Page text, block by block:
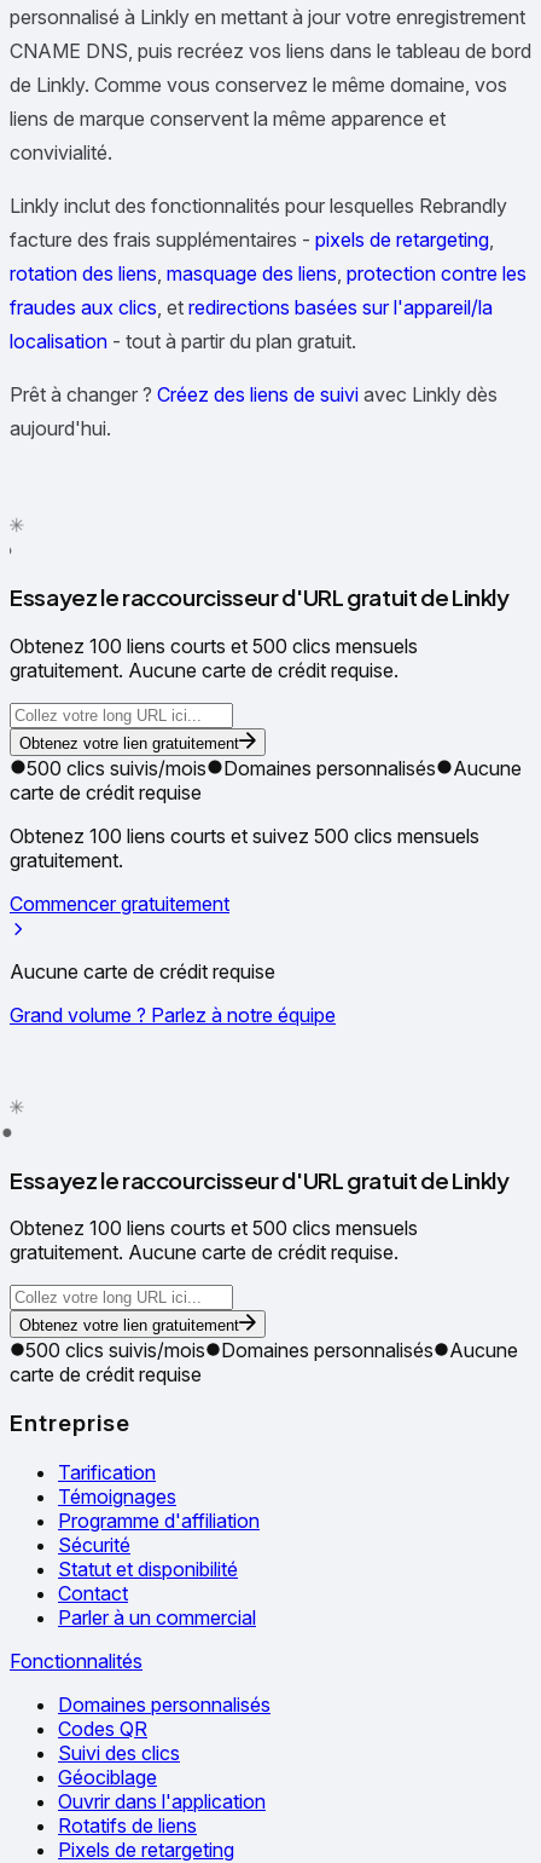
personnalisé à Linkly en mettant à jour votre enregistrement
CNAME DNS, puis recréez vos liens dans le tableau de bord
de Linkly. Comme vous conservez le même domaine, vos
liens de marque conservent la même apparence et
convivialité.
Linkly inclut des fonctionnalités pour lesquelles Rebrandly
facture des frais supplémentaires - pixels de retargeting
rotation des liens masquage des liens protection contre les
fraudes aux clics , et redirections basées sur l'appareil/la
localisation - tout à partir du plan gratuit.
Prêt à changer ? Créez des liens de suivi avec Linkly dès
aujourd'hui.
●
Essayez le raccourcisseur d'URL gratuit de Linkly
Obtenez 100 liens courts et 500 clics mensuels
gratuitement. Aucune carte de crédit requise.
Obtenez votre lien gratuitement
500 clics suivis/mois Domaines personnalisés
Aucune
carte de crédit requise
Obtenez 100 liens courts et suivez 500 clics mensuels
gratuitement.
Commencer gratuitement
Aucune carte de crédit requise
Grand volume ? Parlez à notre équipe
●
Essayez le raccourcisseur d'URL gratuit de Linkly
Obtenez 100 liens courts et 500 clics mensuels
gratuitement. Aucune carte de crédit requise.
Obtenez votre lien gratuitement
500 clics suivis/mois Domaines personnalisés
Aucune
carte de crédit requise
Entreprise
Tarification
Témoignages
Programme d'affiliation
Sécurité
Statut et disponibilité
Contact
Parler à un commercial
Fonctionnalités
Domaines personnalisés
Codes QR
Suivi des clics
Géociblage
Ouvrir dans l'application
Rotatifs de liens
Pixels de retargeting